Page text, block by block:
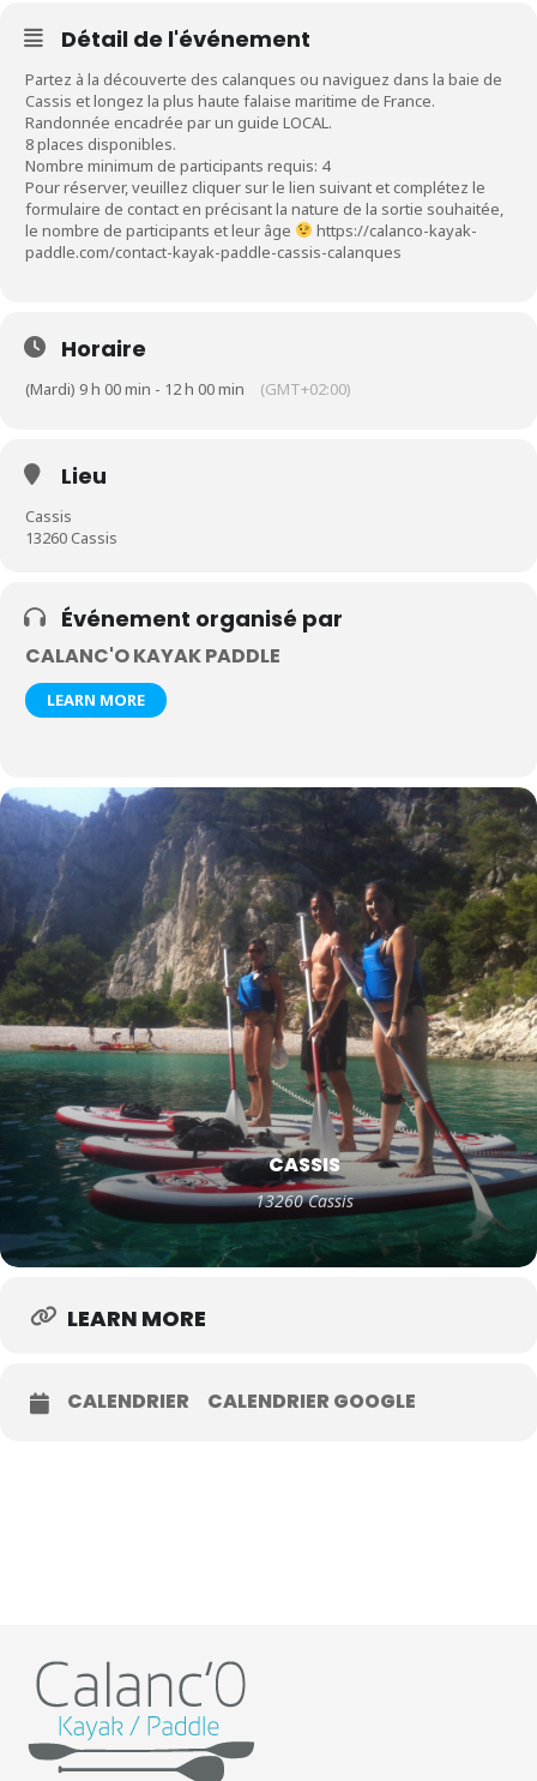
Détail de l'événement
Partez à la découverte des calanques ou naviguez dans la baie de
Cassis et longez la plus haute falaise maritime de France.
Randonnée encadrée par un guide LOCAL.
8 places disponibles.
Nombre minimum de participants requis: 4
Pour réserver, veuillez cliquer sur le lien suivant et complétez le
formulaire de contact en précisant la nature de la sortie souhaitée,
le nombre de participants et leur âge
https://calanco-kayak-
paddle.com/contact-kayak-paddle-cassis-calanques
Horaire
(Mardi) 9 h 00 min - 12 h 00 min (GMT+02:00)
Lieu
Cassis
13260 Cassis
Événement organisé par
CALANC'O KAYAK PADDLE
LEARN MORE
CASSIS
13260 Cassis
LEARN MORE
CALENDRIER CALENDRIER GOOGLE